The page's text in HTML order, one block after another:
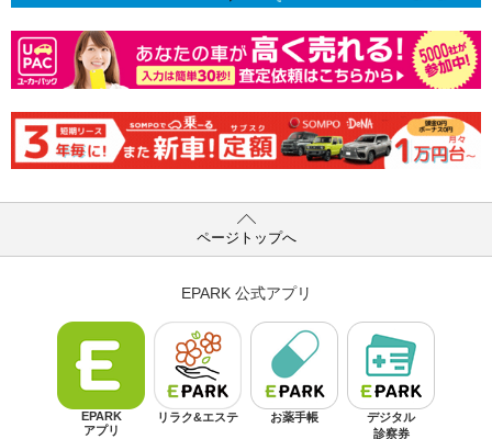
ページトップへ